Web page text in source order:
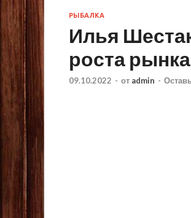
РЫБАЛКА
Илья
роста
09.10.2022 - от admin -